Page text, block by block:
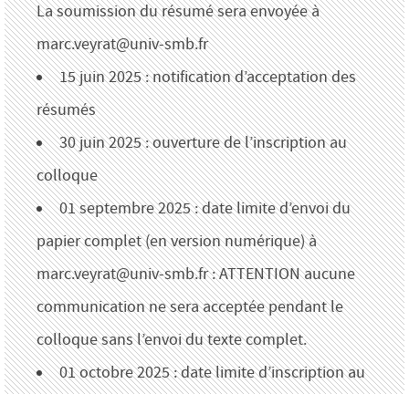
La soumission du résumé sera envoyée à
marc.veyrat@univ-smb.fr
15 juin 2025 : notification d’acceptation des
résumés
30 juin 2025 : ouverture de l’inscription au
colloque
01 septembre 2025 : date limite d’envoi du
papier complet (en version numérique) à
marc.veyrat@univ-smb.fr : ATTENTION aucune
communication ne sera acceptée pendant le
colloque sans l’envoi du texte complet.
01 octobre 2025 : date limite d’inscription au